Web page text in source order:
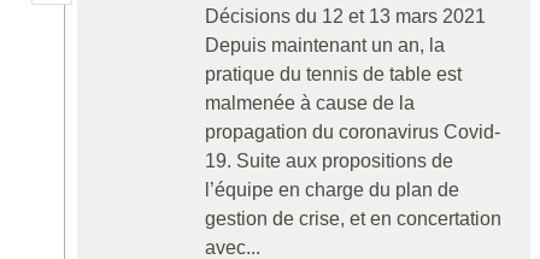
Décisions du 12 et 13 mars 2021
Depuis maintenant un an, la
pratique du tennis de table est
malmenée à cause de la
propagation du coronavirus Covid-
19. Suite aux propositions de
l’équipe en charge du plan de
gestion de crise, et en concertation
avec...